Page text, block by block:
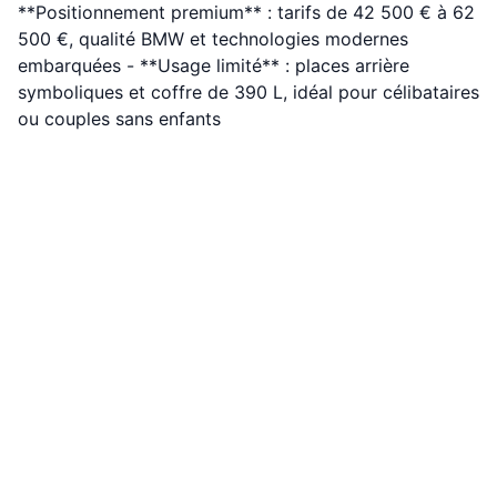
**Positionnement premium** : tarifs de 42 500 € à 62
500 €, qualité BMW et technologies modernes
embarquées - **Usage limité** : places arrière
symboliques et coffre de 390 L, idéal pour célibataires
ou couples sans enfants